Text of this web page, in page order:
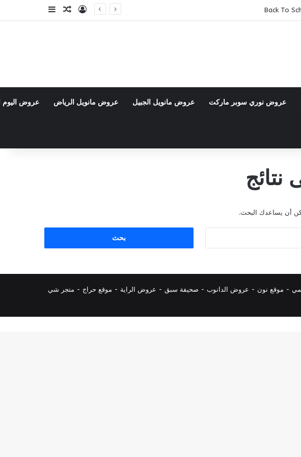
تسجيل الدخول
مقال عشوائي
إضافة عمود
عروض نوري سوبر ماركت عروض مانويل الجبيل عروض مانويل الرياض عروض اليوم
نتائج
أن يساعدك البحث.
- موقع نون - عروض الدانوب - صحيفة سبق - عروض الراية - موقع حراج - متجر شي